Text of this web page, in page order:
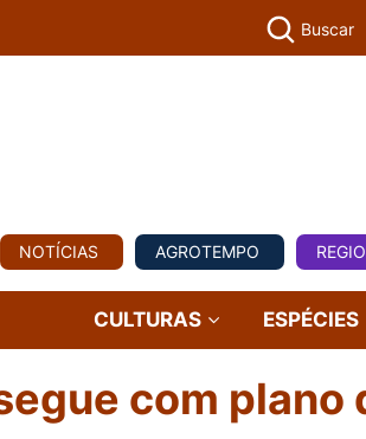
COMERCIAL AGROVIAGENS
Buscar
NOTÍCIAS AGROTEMPO
CULTURAS ESPÉCIES
com plano